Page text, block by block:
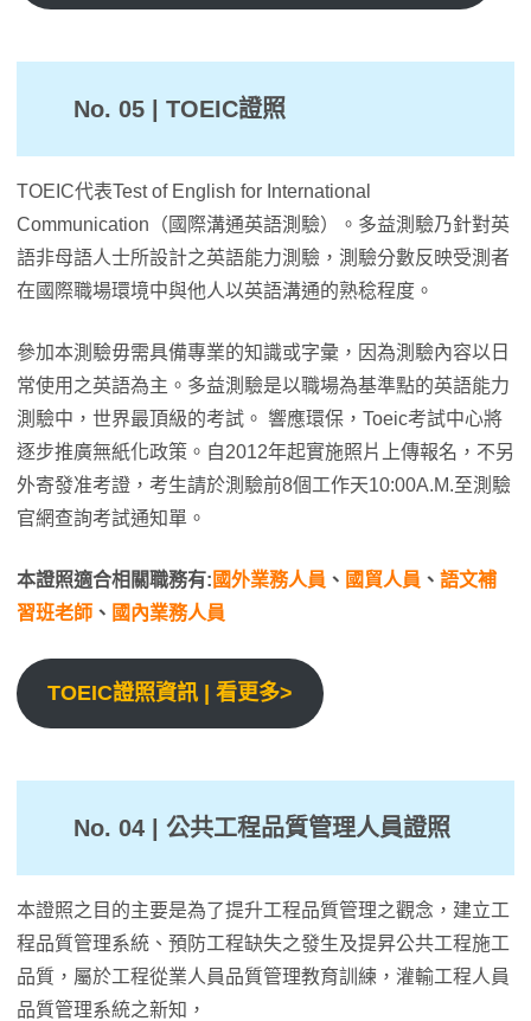
No. 05 | TOEIC證照
TOEIC代表Test of English for International
Communication（國際溝通英語測驗）。多益測驗乃針對英
語非母語人士所設計之英語能力測驗，測驗分數反映受測者
在國際職場環境中與他人以英語溝通的熟稔程度。
參加本測驗毋需具備專業的知識或字彙，因為測驗內容以日
常使用之英語為主。多益測驗是以職場為基準點的英語能力
測驗中，世界最頂級的考試。 響應環保，Toeic考試中心將
逐步推廣無紙化政策。自2012年起實施照片上傳報名，不另
外寄發准考證，考生請於測驗前8個工作天10:00A.M.至測驗
官網查詢考試通知單。
本證照適合相關職務有: 國外業務人員 、 國貿人員 、 語文補
習班老師 、 國內業務人員
TOEIC證照資訊 | 看更多>
No. 04 | 公共工程品質管理人員證照
本證照之目的主要是為了提升工程品質管理之觀念，建立工
程品質管理系統、預防工程缺失之發生及提昇公共工程施工
品質，屬於工程從業人員品質管理教育訓練，灌輸工程人員
品質管理系統之新知，